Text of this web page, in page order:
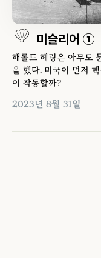
미슬리어 ①
해롤드 헤링은 아무도
을 했다. 미국이 먼저
이 작동할까?
2023년 8월 31일